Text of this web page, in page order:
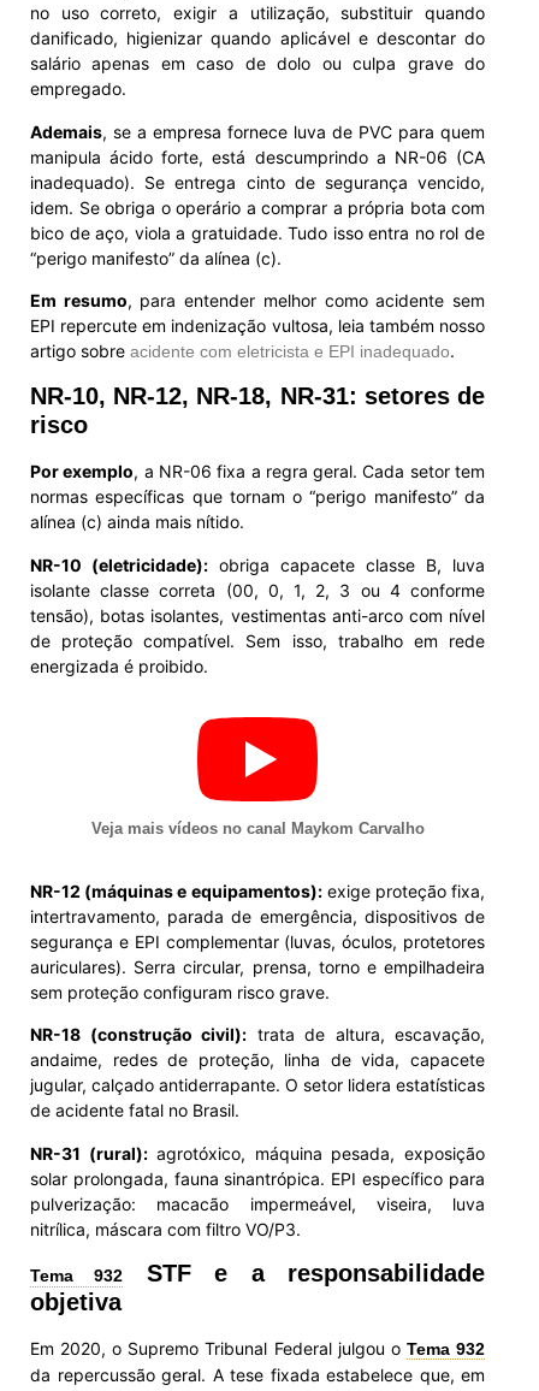
no uso correto, exigir a utilização, substituir quando
danificado, higienizar quando aplicável e descontar do
salário apenas em caso de dolo ou culpa grave do
empregado.
Ademais, se a empresa fornece luva de PVC para quem
manipula ácido forte, está descumprindo a NR-06 (CA
inadequado). Se entrega cinto de segurança vencido,
idem. Se obriga o operário a comprar a própria bota com
bico de aço, viola a gratuidade. Tudo isso entra no rol de
“perigo manifesto” da alínea (c).
Em resumo, para entender melhor como acidente sem
EPI repercute em indenização vultosa, leia também nosso
artigo sobre acidente com eletricista e EPI inadequado.
NR-10, NR-12, NR-18, NR-31: setores de
risco
Por exemplo, a NR-06 fixa a regra geral. Cada setor tem
normas específicas que tornam o “perigo manifesto” da
alínea (c) ainda mais nítido.
NR-10 (eletricidade): obriga capacete classe B, luva
isolante classe correta (00, 0, 1, 2, 3 ou 4 conforme
tensão), botas isolantes, vestimentas anti-arco com nível
de proteção compatível. Sem isso, trabalho em rede
energizada é proibido.
Veja mais vídeos no canal Maykom Carvalho
NR-12 (máquinas e equipamentos):exige proteção fixa,
intertravamento, parada de emergência, dispositivos de
segurança e EPI complementar (luvas, óculos, protetores
auriculares). Serra circular, prensa, torno e empilhadeira
sem proteção configuram risco grave.
NR-18 (construção civil): trata de altura, escavação,
andaime, redes de proteção, linha de vida, capacete
jugular, calçado antiderrapante. O setor lidera estatísticas
de acidente fatal no Brasil.
NR-31 (rural):agrotóxico, máquina pesada, exposição
solar prolongada, fauna sinantrópica. EPI específico para
pulverização: macacão impermeável, viseira, luva
nitrílica, máscara com filtro VO/P3.
Tema 932
STF e a responsabilidade
objetiva
Em 2020, o Supremo Tribunal Federal julgou o Tema 932
da repercussão geral. A tese fixada estabelece que, em